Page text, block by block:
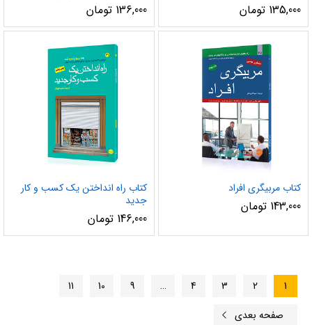
135,000 تومان 136,000 تومان
کتاب مربیگری افراد
143,000 تومان
کتاب راه انداختن یک کسب و کار
جدید
146,000 تومان
1
2
3
4
…
9
10
11
صفحه بعدی